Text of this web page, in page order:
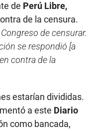
de Perú Libre,
de la censura.
de censurar.
se respondió [a
contra de la
estarían divididas.
a este Diario
como bancada,